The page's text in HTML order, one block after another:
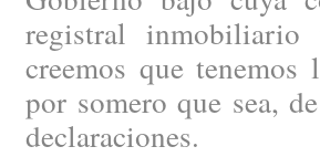
registral
creemos que
por somero que sea,
declaraciones.